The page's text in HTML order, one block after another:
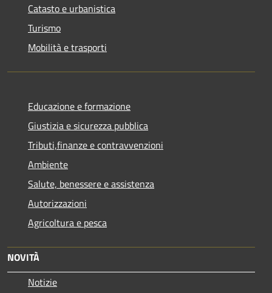
Catasto e urbanistica
Turismo
Mobilità e trasporti
Educazione e formazione
Giustizia e sicurezza pubblica
Tributi,finanze e contravvenzioni
Ambiente
Salute, benessere e assistenza
Autorizzazioni
Agricoltura e pesca
NOVITÀ
Notizie